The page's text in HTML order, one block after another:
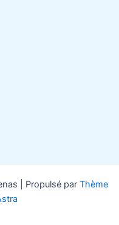
| Propulsé par Thème